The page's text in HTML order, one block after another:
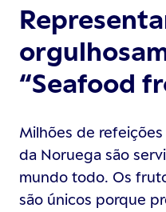
“Seafood
Milhões de
da Noruega são
mundo todo. Os
são únicos porque